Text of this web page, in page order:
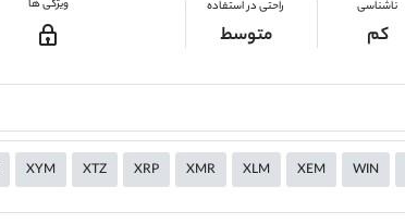
ناشناسی
کم
راحتی در استفاده
متوسط
ویژگی ها
XYM XTZ XRP XMR XLM XEM WIN